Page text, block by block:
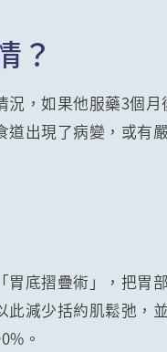
？
，如果他服藥3個
出現了病變，或有
底摺疊術」，把胃
減少括約肌鬆弛，
。